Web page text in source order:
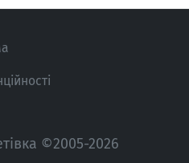
©2005-2026